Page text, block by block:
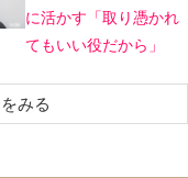
に活かす「取り憑かれ
てもいい役だから」
みる